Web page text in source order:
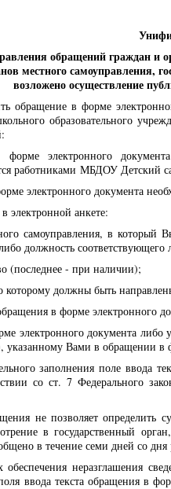
обращений граждан и
местного
возложено осуществление
обращение в форме
образовательного
электронного
работниками МБДОУ Детский
электронного документа
электронной анкете:
самоуправления, в
должность
(последнее - при наличии);
которому должны быть
в форме электронного
электронного документа либо
указанному Вами в обращении в
заполнения поле ввода
со ст. 7 Федерального
не позволяет
в государственный
в течение семи дней со
неразглашения
ввода текста обращения в